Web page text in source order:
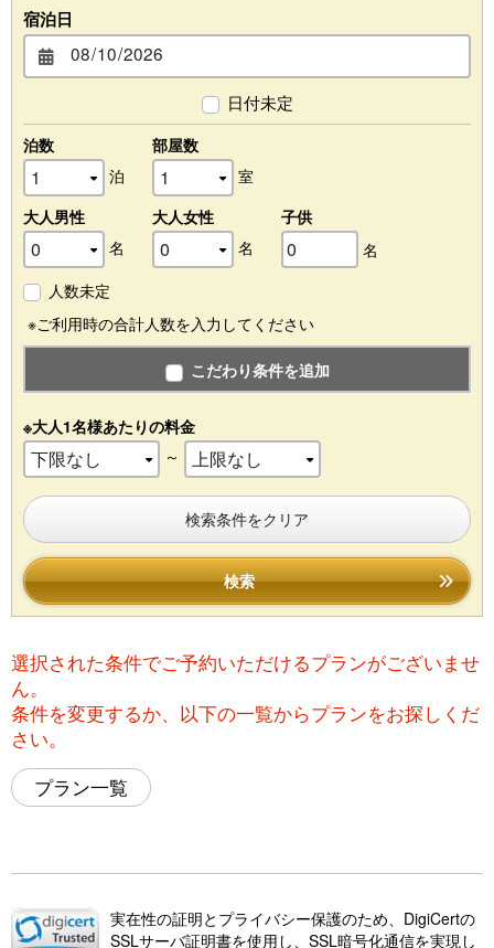
宿泊日
日付未定
泊数
泊
部屋数
室
大人男性
名
大人女性
名
子供
名
人数未定
※ご利用時の合計人数を入力してください
こだわり条件を追加
※大人1名様あたりの料金
～
検索条件をクリア
検索
選択された条件でご予約いただけるプランがございませ
ん。
条件を変更するか、以下の一覧からプランをお探しくだ
さい。
プラン一覧
実在性の証明とプライバシー保護のため、DigiCertの
SSLサーバ証明書を使用し、SSL暗号化通信を実現し